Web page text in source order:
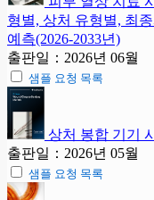
형별, 상처 유형별, 최
예측(2026-2033년)
출판일：2026년 06월
샘플 요청 목록
상처 봉합 기기
출판일：2026년 05월
샘플 요청 목록